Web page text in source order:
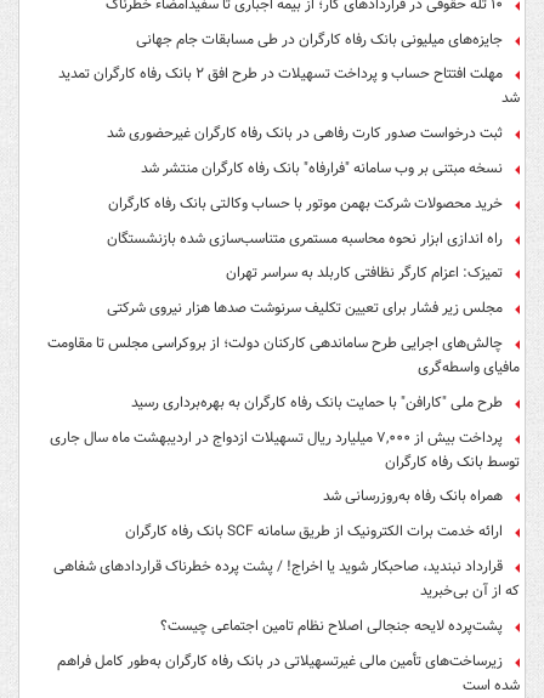
جایزه‌های میلیونی بانک رفاه کارگران در طی مسابقات جام جهانی
مهلت افتتاح حساب و پرداخت تسهیلات در طرح افق ۲ بانک رفاه کارگران تمدید
شد
ثبت درخواست صدور کارت رفاهی در بانک رفاه کارگران غیرحضوری شد
نسخه مبتنی بر وب سامانه "فرارفاه" بانک رفاه کارگران منتشر شد
خرید محصولات شرکت بهمن موتور با حساب وکالتی بانک رفاه کارگران
راه اندازی ابزار نحوه محاسبه مستمری متناسب‌سازی شده بازنشستگان
تمیزک: اعزام کارگر نظافتی کاربلد به سراسر تهران
مجلس زیر فشار برای تعیین تکلیف سرنوشت صدها هزار نیروی شرکتی
چالش‌های اجرایی طرح ساماندهی کارکنان دولت؛ از بروکراسی مجلس تا مقاومت
مافیای واسطه‌گری
طرح ملی "کارافن" با حمایت بانک رفاه کارگران به بهره‌برداری رسید
پرداخت بیش از ۷,۰۰۰ میلیارد ریال تسهیلات ازدواج در اردیبهشت ماه سال جاری
توسط بانک رفاه کارگران
همراه بانک رفاه به‌روزرسانی شد
ارائه خدمت برات الکترونیک از طریق سامانه SCF بانک رفاه کارگران
قرارداد نبندید، صاحبکار شوید یا اخراج! / پشت پرده خطرناک قراردادهای شفاهی
که از آن بی‌خبرید
پشت‌پرده لایحه جنجالی اصلاح نظام تامین اجتماعی چیست؟
زیرساخت‌های تأمین مالی غیرتسهیلاتی در بانک رفاه کارگران به‌طور کامل فراهم
شده است